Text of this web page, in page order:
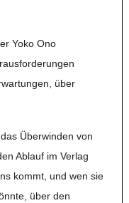
Yoko Ono
über
Überwinden von
Ablauf im Verlag
kommt, und wen sie
über den